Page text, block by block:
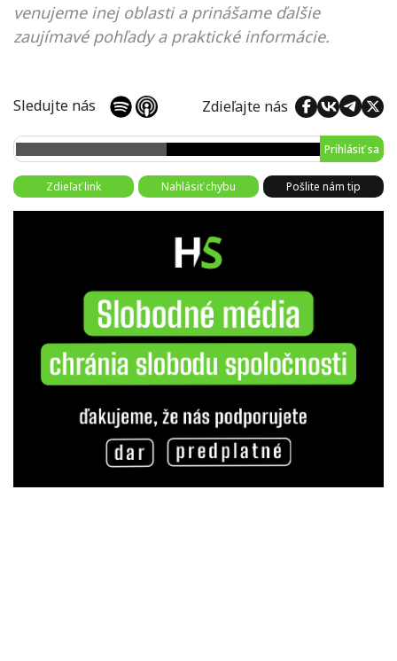
venujeme inej oblasti a prinášame ďalšie
zaujímavé pohľady a praktické informácie.
Sledujte nás Zdieľajte nás
Prihlásiť sa
Zdieľať link Nahlásiť chybu Pošlite nám tip